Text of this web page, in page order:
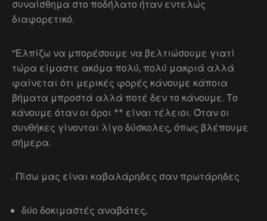
συναίσθημα στο ποδήλατο ήταν εντελώς
διαφορετικό.
“Ελπίζω να μπορέσουμε να βελτιώσουμε γιατί
τώρα είμαστε ακόμα πολύ, πολύ μακριά αλλά
φαίνεται ότι μερικές φορές κάνουμε κάποια
βήματα μπροστά αλλά ποτέ δεν το κάνουμε. Το
κάνουμε όταν οι όροι ** είναι τέλειοι. Όταν οι
συνθήκες γίνονται λίγο δύσκολες, όπως βλέπουμε
σήμερα.
. Πίσω μας είναι καβαλάρηδες σαν πρωτάρηδες
δύο δοκιμαστές αναβάτες,